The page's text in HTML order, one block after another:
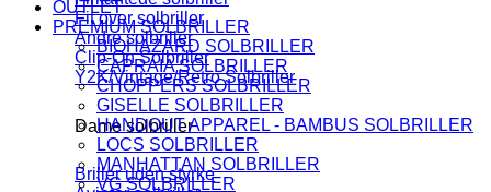
Fit over solbriller
Andre solbriller
Clip-On Solbriller
Y2K/Vintage/Retro Solbriller
Dame solbriller
Briller uden styrke
OUTLET
PREMIUM SOLBRILLER
BIOHAZARD SOLBRILLER
CAPRAIA SOLBRILLER
CHOPPERS SOLBRILLER
GISELLE SOLBRILLER
HANDOUT APPAREL - BAMBUS SOLBRILLER
LOCS SOLBRILLER
MANHATTAN SOLBRILLER
VG SOLBRILLER